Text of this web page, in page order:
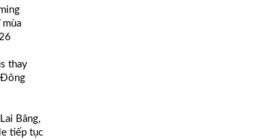
thay
Đông
Bâng,
tiếp tục